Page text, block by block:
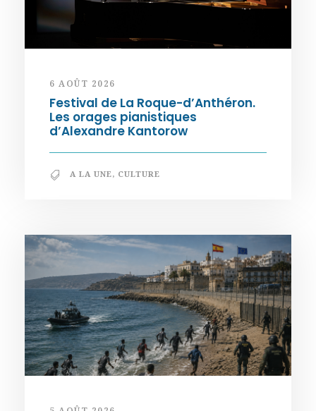
6 AOÛT 2026
Festival de La Roque-d’Anthéron.
Les orages pianistiques
d’Alexandre Kantorow
A LA UNE, CULTURE